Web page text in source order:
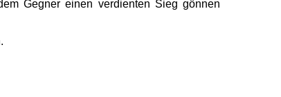
Gegner einen verdienten Sieg gönnen